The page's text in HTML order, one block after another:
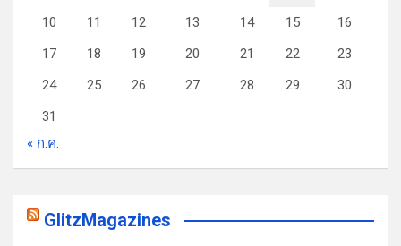
10
11 12 13 14 15
16
17
18 19 20 21 22
23
24
25 26 27 28 29
30
31
« ก.ค.
GlitzMagazines